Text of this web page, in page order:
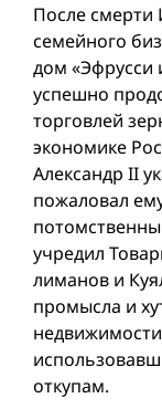
После
семейного
дом «Эфрусси
успешно
торговлей
экономике
Александр II
пожаловал
учредил
лиманов и
промысла и
откупам.